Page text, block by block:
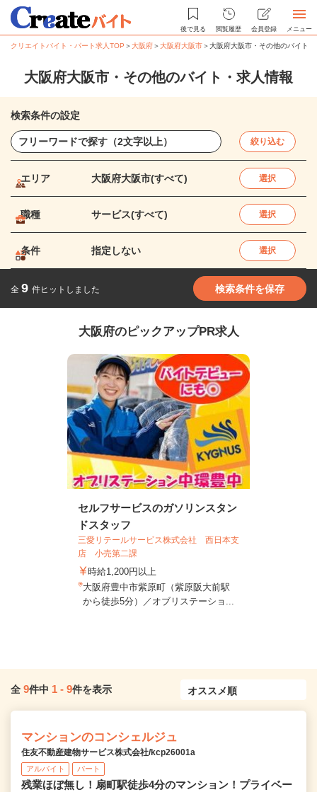
後で見る 閲覧履歴 会員登録 メニュー
クリエイトバイト・パート求人TOP ＞大阪府＞大阪府大阪市＞大阪府大阪市・その他のバイト
大阪府大阪市・その他のバイト・求人情報
検索条件の設定
絞り込む
エリア 大阪府大阪市(すべて) 選択
職種 サービス(すべて) 選択
条件 指定しない 選択
全 9 件ヒットしました 検索条件を保存
大阪府のピックアップPR求人
セルフサービスのガソリンスタン
ドスタッフ
三愛リテールサービス株式会社 西日本支
店 小売第二課
時給1,200円以上
大阪府豊中市紫原町（紫原阪大前駅
から徒歩5分）／オブリステーショ...
全 9件中 1 - 9件を表示
マンションのコンシェルジュ
住友不動産建物サービス株式会社/kcp26001a
アルバイト パート
残業ほぼ無し！扇町駅徒歩4分のマンション！プライベー